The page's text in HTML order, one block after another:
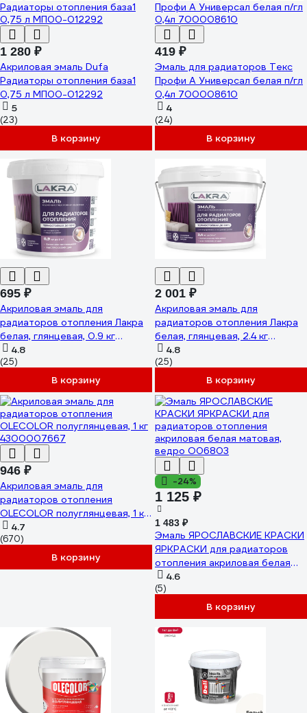
1 280 ₽
Акриловая эмаль Dufa
Радиаторы отопления база1
0,75 л МП00-012292
5
(23)
В корзину
419 ₽
Эмаль для радиаторов Текс
Профи А Универсал белая п/гл
0,4л 700008610
4
(24)
В корзину
695 ₽
Акриловая эмаль для
радиаторов отопления Лакра
белая, глянцевая, 0.9 кг
90003485883
4.8
(25)
В корзину
2 001 ₽
Акриловая эмаль для
радиаторов отопления Лакра
белая, глянцевая, 2.4 кг
90003485890
4.8
(25)
В корзину
946 ₽
Акриловая эмаль для
радиаторов отопления
OLECOLOR полуглянцевая, 1 кг
4300007667
4.7
(670)
В корзину
-24%
1 125 ₽
1 483 ₽
Эмаль ЯРОСЛАВСКИЕ КРАСКИ
ЯРКРАСКИ для радиаторов
отопления акриловая белая
матовая, ведро О06803
4.6
(5)
В корзину